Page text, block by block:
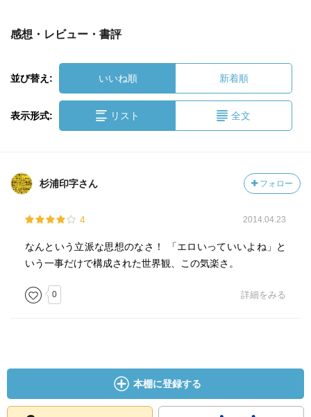
感想・レビュー・書評
並び替え: いいね順 新着順
表示形式: リスト 全文
杉浦印字さん フォロー
4 2014.04.23
なんという立派な思想のなさ！ 「エロいっていいよね」と
いう一事だけで構成された世界観、この気楽さ。
0 詳細をみる
本棚に登録する